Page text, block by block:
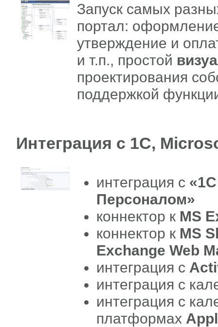
Запуск самых
портал:
утверждение и
и т.п., простой
проектирования
поддержкой
Интеграция с 1С,
интеграция с «
Персоналом»
коннектор к MS
коннектор к MS
Exchange Web
интеграция с
интеграция с
интеграция с
платформах